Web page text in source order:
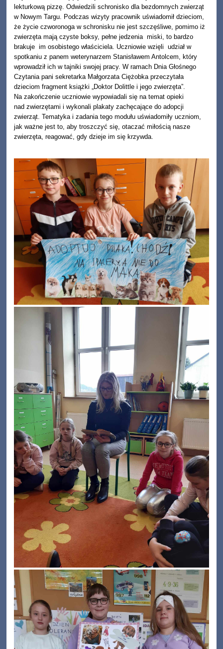
lekturkową pizzę. Odwiedzili schronisko dla bezdomnych zwierząt
w Nowym Targu. Podczas wizyty pracownik uświadomił dzieciom,
że życie czworonoga w schronisku nie jest szczęśliwe, pomimo iż
zwierzęta mają czyste boksy, pełne jedzenia miski, to bardzo
brakuje im osobistego właściciela. Uczniowie wzięli udział w
spotkaniu z panem weterynarzem Stanisławem Antolcem, który
wprowadził ich w tajniki swojej pracy. W ramach Dnia Głośnego
Czytania pani sekretarka Małgorzata Ciężobka przeczytała
dzieciom fragment książki „Doktor Dolittle i jego zwierzęta”.
Na zakończenie uczniowie wypowiadali się na temat opieki
nad zwierzętami i wykonali plakaty zachęcające do adopcji
zwierząt. Tematyka i zadania tego modułu uświadomiły uczniom,
jak ważne jest to, aby troszczyć się, otaczać miłością nasze
zwierzęta, reagować, gdy dzieje im się krzywda.